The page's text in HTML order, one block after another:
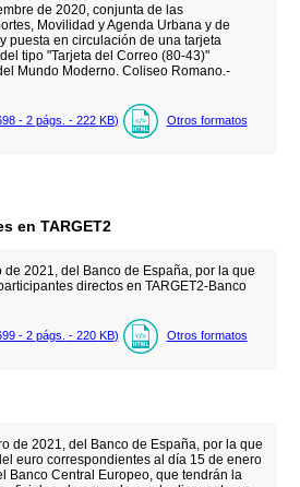
de 2020, conjunta de las
Movilidad y Agenda Urbana y de
puesta en circulación de una tarjeta
tipo "Tarjeta del Correo (80-43)"
Mundo Moderno. Coliseo Romano.-
- 2 págs. - 222 KB) Otros formatos
en TARGET2
2021, del Banco de España, por la que
directos en TARGET2-Banco
- 2 págs. - 220 KB) Otros formatos
de 2021, del Banco de España, por la que
euro correspondientes al día 15 de enero
Banco Central Europeo, que tendrán la